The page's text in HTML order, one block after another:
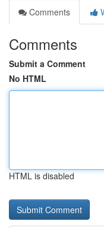
Comments
Comments
Submit a Comment
No HTML
HTML is disabled